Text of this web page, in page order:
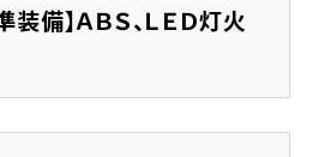
備】ＡＢＳ、ＬＥＤ灯火
水戸北